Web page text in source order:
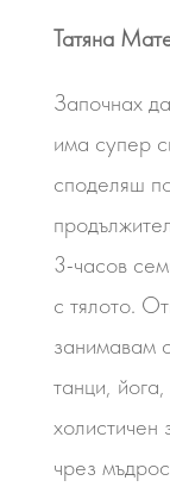
Татяна
Започнах
има супер
споделяш
3-часов
с тялото.
занимавам
танци,
холистичен
чрез